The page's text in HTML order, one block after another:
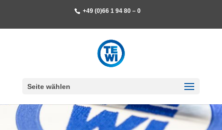
+49 (0)66 1 94 80 – 0
Seite wählen